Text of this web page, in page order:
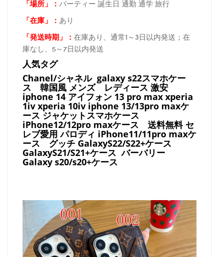
「場所 」： パーティー 誕生日 通勤 通学 旅行
「在庫 」： あり
「発送時期 」： 在庫あり、通常1～3日以内発送；在
庫なし、5～7日以内発送
人気タグ
Chanel/シャネル galaxy s22スマホケー
ス 韓国風 メンズ レディース 激安
iphone 14 アイフォン 13 pro max xperia
1iv xperia 10iv iphone 13/13pro maxケ
ース ジャケットスマホケース
iPhone12/12pro maxケース 送料無料 セ
レブ愛用 パロディ iPhone11/11pro maxケ
ース グッチ GalaxyS22/S22+ケース
GalaxyS21/S21+ケース バーバリー
Galaxy s20/s20+ケース